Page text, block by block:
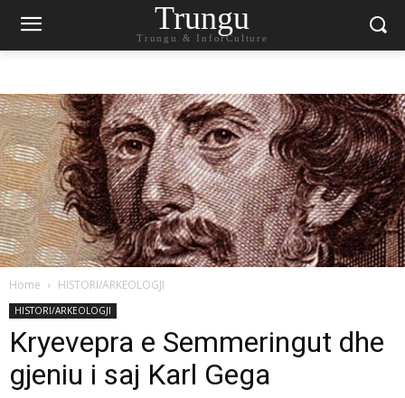
Trungu
Trungu & InforCulture
Home HISTORI/ARKEOLOGJI
HISTORI/ARKEOLOGJI
Kryevepra e Semmeringut dhe
gjeniu i saj Karl Gega